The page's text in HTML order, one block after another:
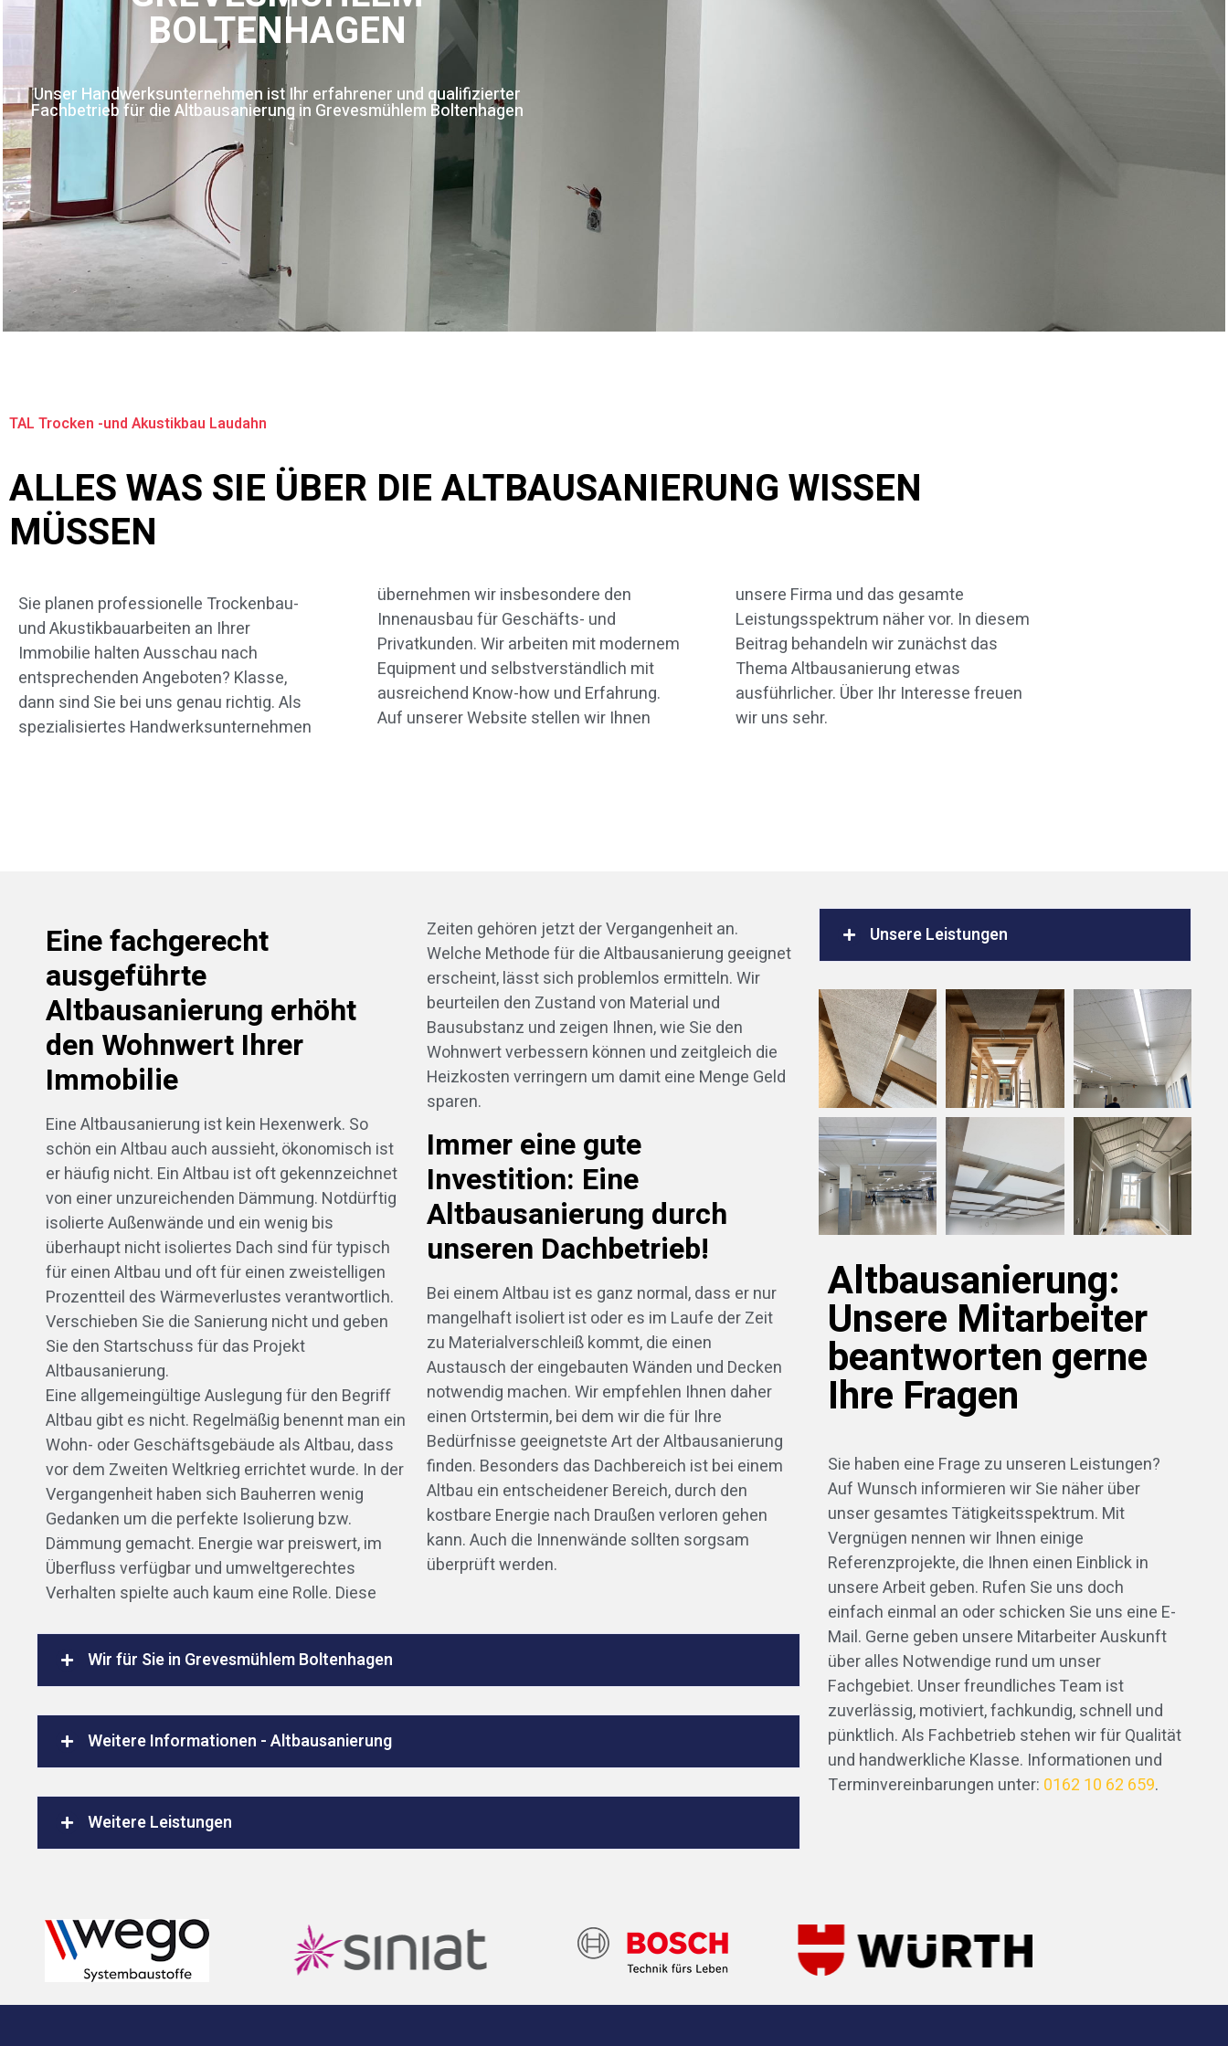
BOLTENHAGEN
Unser Handwerksunternehmen ist Ihr erfahrener und qualifizierter
Fachbetrieb für die Altbausanierung in Grevesmühlem Boltenhagen
TAL Trocken -und Akustikbau Laudahn
ALLES WAS SIE ÜBER DIE ALTBAUSANIERUNG WISSEN
MÜSSEN
Sie planen professionelle Trockenbau-
und Akustikbauarbeiten an Ihrer
Immobilie halten Ausschau nach
entsprechenden Angeboten? Klasse,
dann sind Sie bei uns genau richtig. Als
spezialisiertes Handwerksunternehmen
übernehmen wir insbesondere den
Innenausbau für Geschäfts- und
Privatkunden. Wir arbeiten mit modernem
Equipment und selbstverständlich mit
ausreichend Know-how und Erfahrung.
Auf unserer Website stellen wir Ihnen
unsere Firma und das gesamte
Leistungsspektrum näher vor. In diesem
Beitrag behandeln wir zunächst das
Thema Altbausanierung etwas
ausführlicher. Über Ihr Interesse freuen
wir uns sehr.
Eine fachgerecht
ausgeführte
Altbausanierung erhöht
den Wohnwert Ihrer
Immobilie
Eine Altbausanierung ist kein Hexenwerk. So
schön ein Altbau auch aussieht, ökonomisch ist
er häufig nicht. Ein Altbau ist oft gekennzeichnet
von einer unzureichenden Dämmung. Notdürftig
isolierte Außenwände und ein wenig bis
überhaupt nicht isoliertes Dach sind für typisch
für einen Altbau und oft für einen zweistelligen
Prozentteil des Wärmeverlustes verantwortlich.
Verschieben Sie die Sanierung nicht und geben
Sie den Startschuss für das Projekt
Altbausanierung.
Eine allgemeingültige Auslegung für den Begriff
Altbau gibt es nicht. Regelmäßig benennt man ein
Wohn- oder Geschäftsgebäude als Altbau, dass
vor dem Zweiten Weltkrieg errichtet wurde. In der
Vergangenheit haben sich Bauherren wenig
Gedanken um die perfekte Isolierung bzw.
Dämmung gemacht. Energie war preiswert, im
Überfluss verfügbar und umweltgerechtes
Verhalten spielte auch kaum eine Rolle. Diese
Zeiten gehören jetzt der Vergangenheit an.
Welche Methode für die Altbausanierung geeignet
erscheint, lässt sich problemlos ermitteln. Wir
beurteilen den Zustand von Material und
Bausubstanz und zeigen Ihnen, wie Sie den
Wohnwert verbessern können und zeitgleich die
Heizkosten verringern um damit eine Menge Geld
sparen.
Immer eine gute
Investition: Eine
Altbausanierung durch
unseren Dachbetrieb!
Bei einem Altbau ist es ganz normal, dass er nur
mangelhaft isoliert ist oder es im Laufe der Zeit
zu Materialverschleiß kommt, die einen
Austausch der eingebauten Wänden und Decken
notwendig machen. Wir empfehlen Ihnen daher
einen Ortstermin, bei dem wir die für Ihre
Bedürfnisse geeignetste Art der Altbausanierung
finden. Besonders das Dachbereich ist bei einem
Altbau ein entscheidener Bereich, durch den
kostbare Energie nach Draußen verloren gehen
kann. Auch die Innenwände sollten sorgsam
überprüft werden.
Wir für Sie in Grevesmühlem Boltenhagen
Weitere Informationen - Altbausanierung
Weitere Leistungen
Unsere Leistungen
Altbausanierung:
Unsere Mitarbeiter
beantworten gerne
Ihre Fragen
Sie haben eine Frage zu unseren Leistungen?
Auf Wunsch informieren wir Sie näher über
unser gesamtes Tätigkeitsspektrum. Mit
Vergnügen nennen wir Ihnen einige
Referenzprojekte, die Ihnen einen Einblick in
unsere Arbeit geben. Rufen Sie uns doch
einfach einmal an oder schicken Sie uns eine E-
Mail. Gerne geben unsere Mitarbeiter Auskunft
über alles Notwendige rund um unser
Fachgebiet. Unser freundliches Team ist
zuverlässig, motiviert, fachkundig, schnell und
pünktlich. Als Fachbetrieb stehen wir für Qualität
und handwerkliche Klasse. Informationen und
Terminvereinbarungen unter: 0162 10 62 659.